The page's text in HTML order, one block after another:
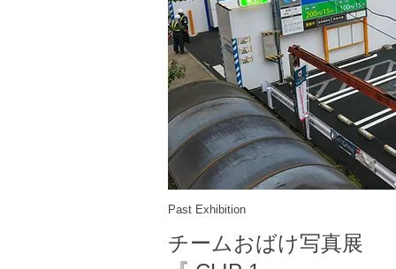
Past Exhibition
チームおばけ写真展